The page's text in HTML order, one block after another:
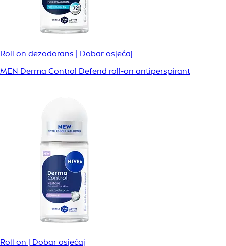
Roll on dezodorans | Dobar osjećaj
MEN Derma Control Defend roll-on antiperspirant
Roll on | Dobar osjećaj